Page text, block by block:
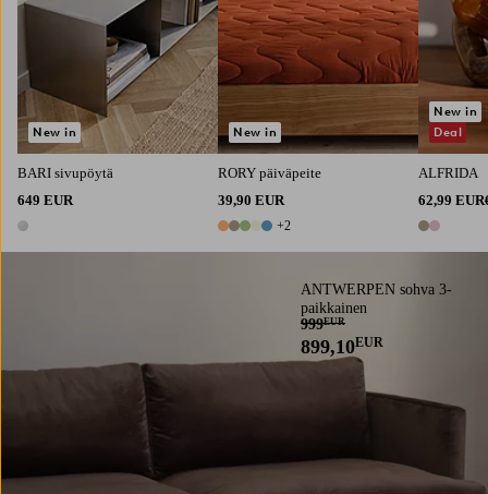
BARI sivupöytä
649 EUR
1 väri
New in
RORY päiväpeite
39,90 EUR
7 värejä
+2
New in
ALFRIDA
62,99 EUR
2 värejä
New in
Deal
ANTWERPEN sohva 3-
paikkainen
999EUR
899,10EUR